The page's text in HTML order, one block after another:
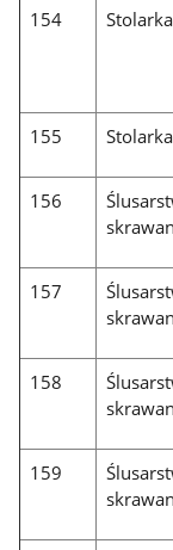
154
155
156
157
158
159